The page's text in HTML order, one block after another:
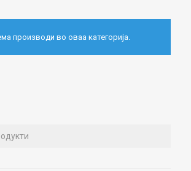
производи во оваа категорија.